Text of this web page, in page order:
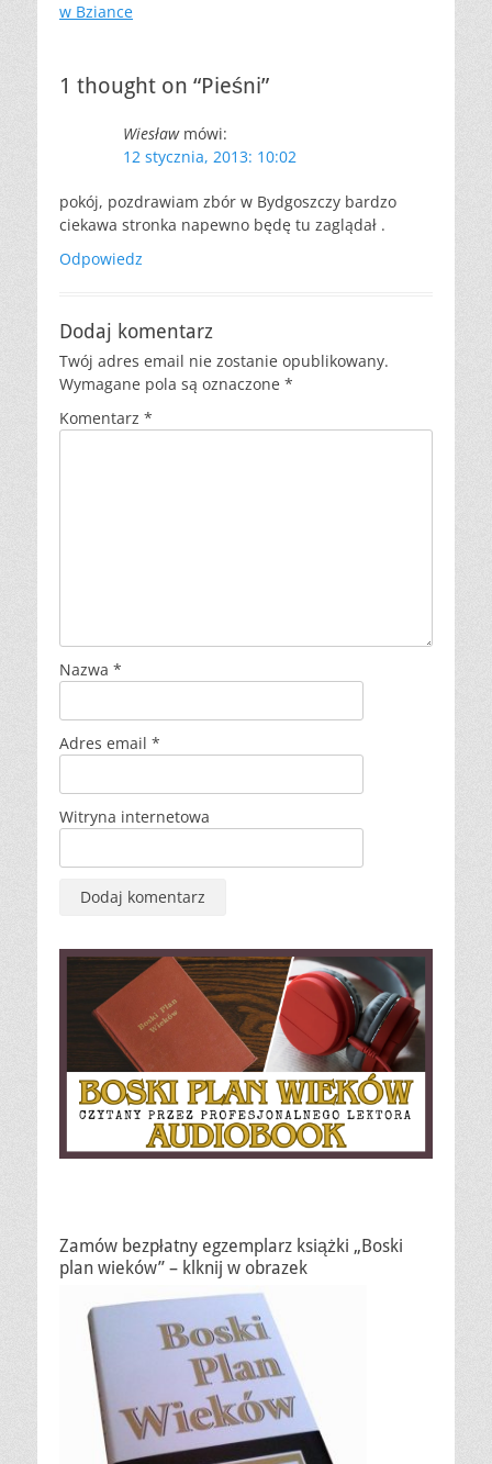
w Bziance
1 thought on “Pieśni”
Wiesław mówi:
12 stycznia, 2013: 10:02
pokój, pozdrawiam zbór w Bydgoszczy bardzo
ciekawa stronka napewno będę tu zaglądał .
Odpowiedz
Dodaj komentarz
Twój adres email nie zostanie opublikowany.
Wymagane pola są oznaczone *
Komentarz *
Nazwa *
Adres email *
Witryna internetowa
Zamów bezpłatny egzemplarz książki „Boski
plan wieków” – klknij w obrazek